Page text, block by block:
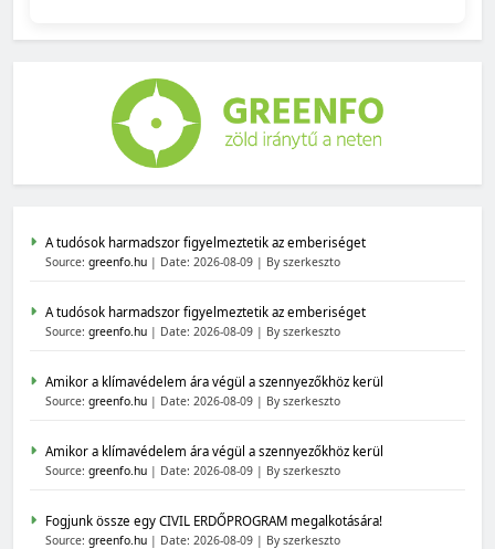
A tudósok harmadszor figyelmeztetik az emberiséget
Source: greenfo.hu Date: 2026-08-09 By szerkeszto
A tudósok harmadszor figyelmeztetik az emberiséget
Source: greenfo.hu Date: 2026-08-09 By szerkeszto
Amikor a klímavédelem ára végül a szennyezőkhöz kerül
Source: greenfo.hu Date: 2026-08-09 By szerkeszto
Amikor a klímavédelem ára végül a szennyezőkhöz kerül
Source: greenfo.hu Date: 2026-08-09 By szerkeszto
Fogjunk össze egy CIVIL ERDŐPROGRAM megalkotására!
Source: greenfo.hu Date: 2026-08-09 By szerkeszto